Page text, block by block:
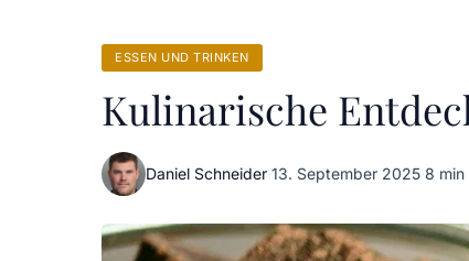
ESSEN UND TRINKEN
Kulinarische
Daniel Schneider·13. September 2025·8 min